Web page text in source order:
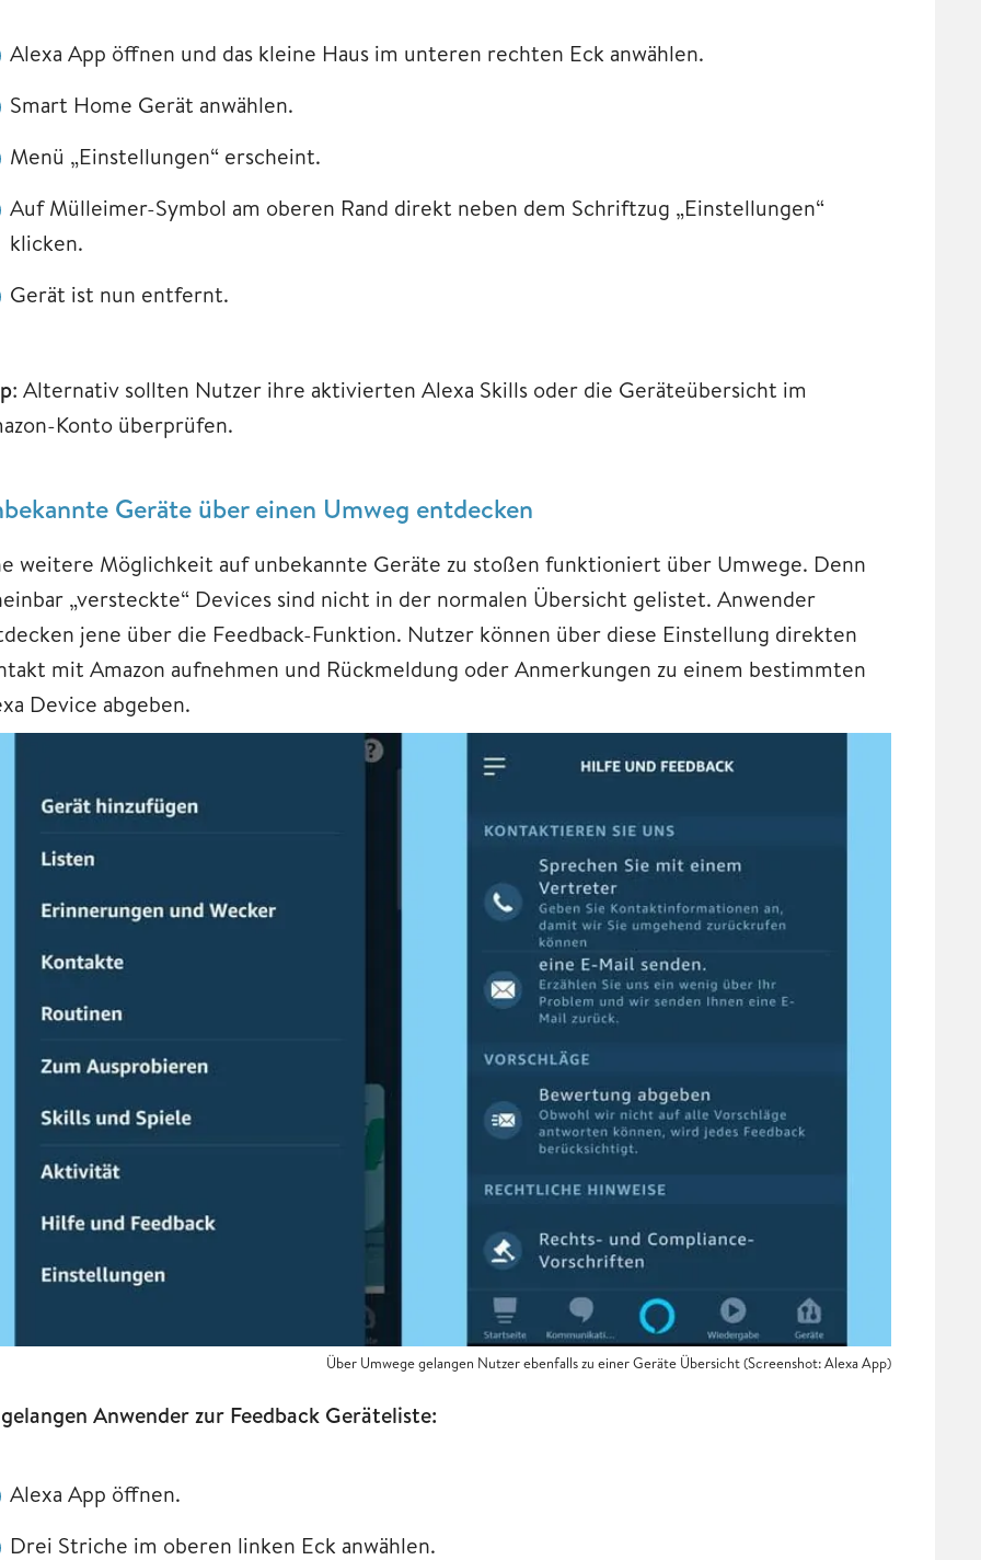
Alexa App öffnen und das kleine Haus im unteren rechten Eck anwählen.
Smart Home Gerät anwählen.
Menü „Einstellungen“ erscheint.
Auf Mülleimer-Symbol am oberen Rand direkt neben dem Schriftzug „Einstellungen“
klicken.
Gerät ist nun entfernt.
: Alternativ sollten Nutzer ihre aktivierten Alexa Skills oder die Geräteübersicht im
Konto überprüfen.
Geräte über einen Umweg entdecken
weitere Möglichkeit auf unbekannte Geräte zu stoßen funktioniert über Umwege. Denn
„versteckte“ Devices sind nicht in der normalen Übersicht gelistet. Anwender
jene über die Feedback-Funktion. Nutzer können über diese Einstellung direkten
mit Amazon aufnehmen und Rückmeldung oder Anmerkungen zu einem bestimmten
Device abgeben.
Über Umwege gelangen Nutzer ebenfalls zu einer Geräte Übersicht (Screenshot: Alexa App)
Anwender zur Feedback Geräteliste:
Alexa App öffnen.
Drei Striche im oberen linken Eck anwählen.